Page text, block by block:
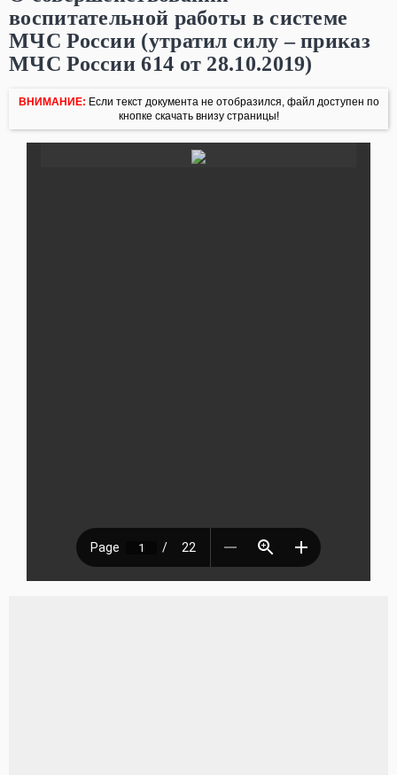
воспитательной работы в системе
МЧС России (утратил силу – приказ
МЧС России 614 от 28.10.2019)
ВНИМАНИЕ: Если текст документа не отобразился, файл доступен по
кнопке скачать внизу страницы!